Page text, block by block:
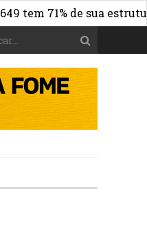
71% de sua estrutura de